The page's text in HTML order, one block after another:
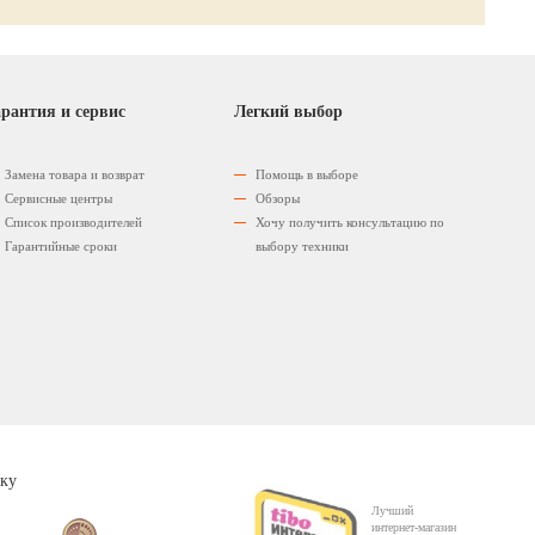
и сервис
Замена товара и возврат
Сервисные центры
Список производителей
Гарантийные сроки
Легкий выбор
Помощь в выборе
Обзоры
Хочу получить консультацию по
выбору техники
Лучший
интернет-магазин